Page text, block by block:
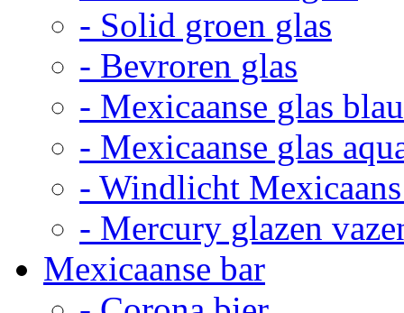
- Solid groen glas
- Bevroren glas
- Mexicaanse glas
- Mexicaanse glas
- Windlicht
- Mercury glazen
Mexicaanse bar